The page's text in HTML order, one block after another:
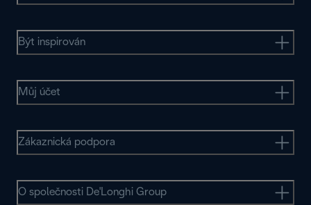
Být inspirován
Můj účet
Zákaznická podpora
O společnosti De'Longhi Group